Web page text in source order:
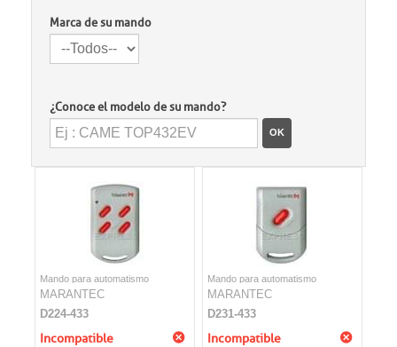
Marca de su mando
¿Conoce el modelo de su mando?
OK
Mando para automatismo
MARANTEC
D224-433
Incompatible
Mando para automatismo
MARANTEC
D231-433
Incompatible